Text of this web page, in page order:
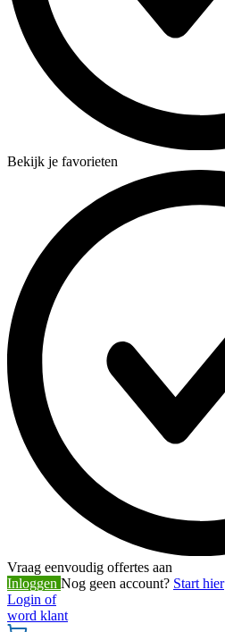
Bekijk je favorieten
Vraag eenvoudig offertes aan
Inloggen Nog geen account? Start hier
Login of
word klant